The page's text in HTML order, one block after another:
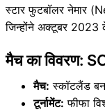
स्टार फुटबॉलर नेमार
जिन्होंने अक्टूबर 2023
मैच का विवरण:
मैच: स्कॉटलैंड
टूर्नामेंट: फीफा